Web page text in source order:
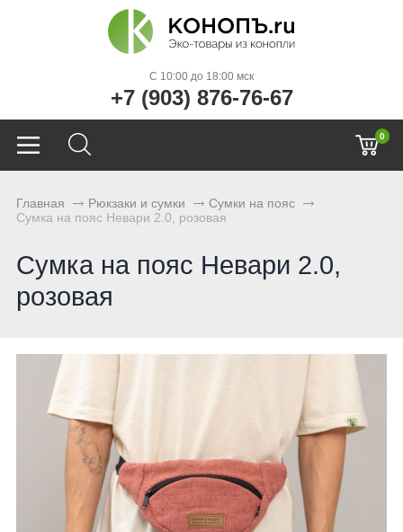
C 10:00 до 18:00 мск
+7 (903) 876-76-67
0
Главная Рюкзаки и сумки
Сумки на пояс
Сумка на пояс Невари 2.0, розовая
Сумка на пояс Невари 2.0,
розовая